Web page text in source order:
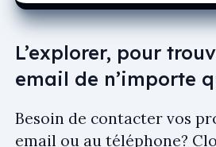
L’explorer, pour
email de n’importe
Besoin de contacter vos
email ou au téléphone?